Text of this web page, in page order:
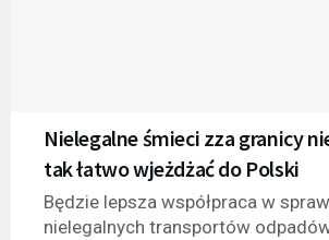
Nielegalne śmieci zza granicy
tak łatwo wjeżdżać do Polski
Będzie lepsza współpraca w
nielegalnych transportów